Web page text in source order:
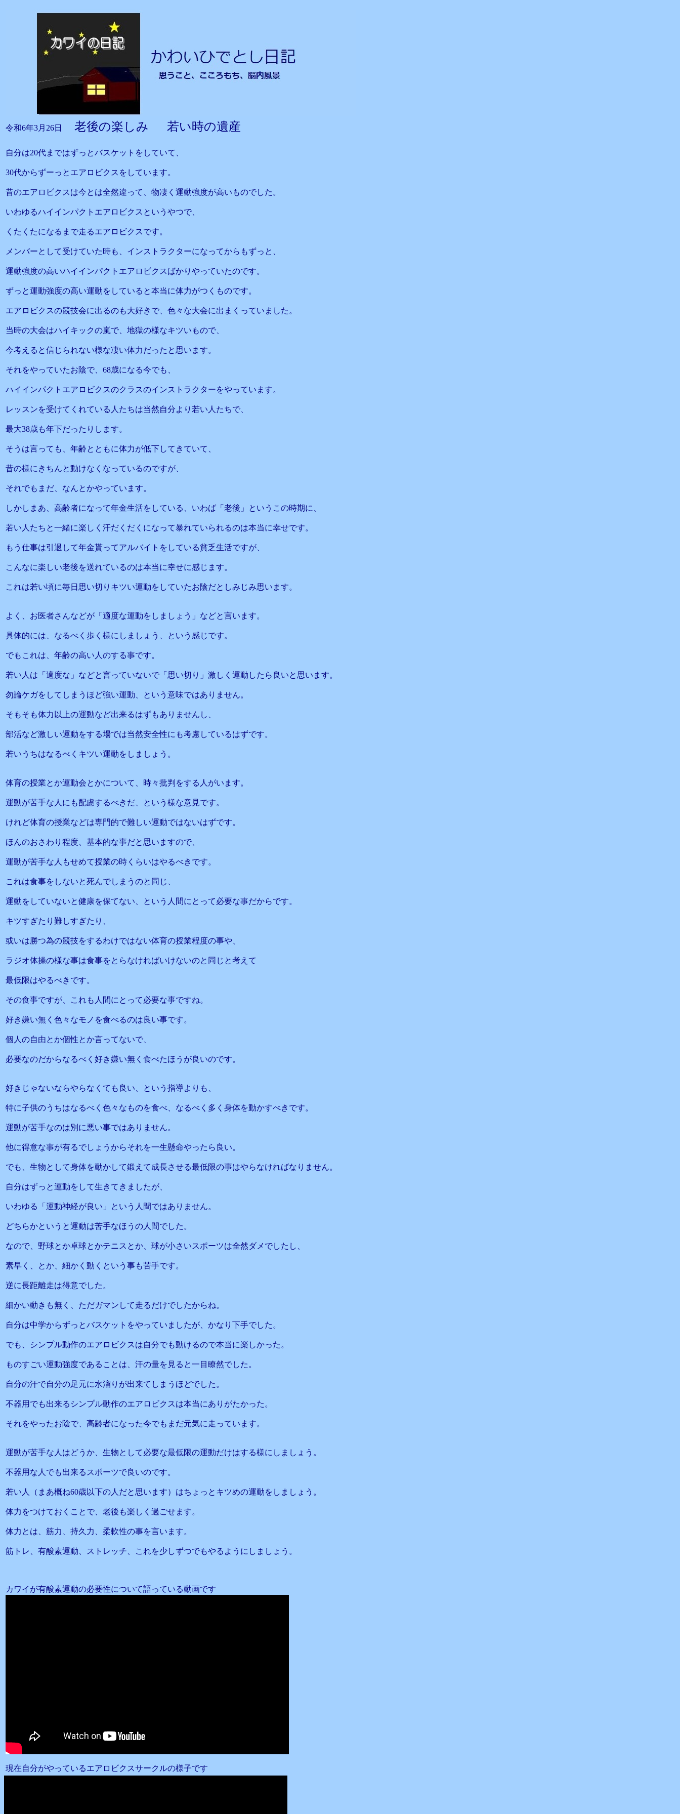
令和6年3月26日 老後の楽しみ 若い時の遺産
自分は20代まではずっとバスケットをしていて、
30代からずーっとエアロビクスをしています。
昔のエアロビクスは今とは全然違って、物凄く運動強度が高いものでした。
いわゆるハイインパクトエアロビクスというやつで、
くたくたになるまで走るエアロビクスです。
メンバーとして受けていた時も、インストラクターになってからもずっと、
運動強度の高いハイインパクトエアロビクスばかりやっていたのです。
ずっと運動強度の高い運動をしていると本当に体力がつくものです。
エアロビクスの競技会に出るのも大好きで、色々な大会に出まくっていました。
当時の大会はハイキックの嵐で、地獄の様なキツいもので、
今考えると信じられない様な凄い体力だったと思います。
それをやっていたお陰で、68歳になる今でも、
ハイインパクトエアロビクスのクラスのインストラクターをやっています。
レッスンを受けてくれている人たちは当然自分より若い人たちで、
最大38歳も年下だったりします。
そうは言っても、年齢とともに体力が低下してきていて、
昔の様にきちんと動けなくなっているのですが、
それでもまだ、なんとかやっています。
しかしまあ、高齢者になって年金生活をしている、いわば「老後」というこの時期に、
若い人たちと一緒に楽しく汗だくだくになって暴れていられるのは本当に幸せです。
もう仕事は引退して年金貰ってアルバイトをしている貧乏生活ですが、
こんなに楽しい老後を送れているのは本当に幸せに感じます。
これは若い頃に毎日思い切りキツい運動をしていたお陰だとしみじみ思います。
よく、お医者さんなどが「適度な運動をしましょう」などと言います。
具体的には、なるべく歩く様にしましょう、という感じです。
でもこれは、年齢の高い人のする事です。
若い人は「適度な」などと言っていないで「思い切り」激しく運動したら良いと思います。
勿論ケガをしてしまうほど強い運動、という意味ではありません。
そもそも体力以上の運動など出来るはずもありませんし、
部活など激しい運動をする場では当然安全性にも考慮しているはずです。
若いうちはなるべくキツい運動をしましょう。
体育の授業とか運動会とかについて、時々批判をする人がいます。
運動が苦手な人にも配慮するべきだ、という様な意見です。
けれど体育の授業などは専門的で難しい運動ではないはずです。
ほんのおさわり程度、基本的な事だと思いますので、
運動が苦手な人もせめて授業の時くらいはやるべきです。
これは食事をしないと死んでしまうのと同じ、
運動をしていないと健康を保てない、という人間にとって必要な事だからです。
キツすぎたり難しすぎたり、
或いは勝つ為の競技をするわけではない体育の授業程度の事や、
ラジオ体操の様な事は食事をとらなければいけないのと同じと考えて
最低限はやるべきです。
その食事ですが、これも人間にとって必要な事ですね。
好き嫌い無く色々なモノを食べるのは良い事です。
個人の自由とか個性とか言ってないで、
必要なのだからなるべく好き嫌い無く食べたほうが良いのです。
好きじゃないならやらなくても良い、という指導よりも、
特に子供のうちはなるべく色々なものを食べ、なるべく多く身体を動かすべきです。
運動が苦手なのは別に悪い事ではありません。
他に得意な事が有るでしょうからそれを一生懸命やったら良い。
でも、生物として身体を動かして鍛えて成長させる最低限の事はやらなければなりません。
自分はずっと運動をして生きてきましたが、
いわゆる「運動神経が良い」という人間ではありません。
どちらかというと運動は苦手なほうの人間でした。
なので、野球とか卓球とかテニスとか、球が小さいスポーツは全然ダメでしたし、
素早く、とか、細かく動くという事も苦手です。
逆に長距離走は得意でした。
細かい動きも無く、ただガマンして走るだけでしたからね。
自分は中学からずっとバスケットをやっていましたが、かなり下手でした。
でも、シンプル動作のエアロビクスは自分でも動けるので本当に楽しかった。
ものすごい運動強度であることは、汗の量を見ると一目瞭然でした。
自分の汗で自分の足元に水溜りが出来てしまうほどでした。
不器用でも出来るシンプル動作のエアロビクスは本当にありがたかった。
それをやったお陰で、高齢者になった今でもまだ元気に走っています。
運動が苦手な人はどうか、生物として必要な最低限の運動だけはする様にしましょう。
不器用な人でも出来るスポーツで良いのです。
若い人（まあ概ね60歳以下の人だと思います）はちょっとキツめの運動をしましょう。
体力をつけておくことで、老後も楽しく過ごせます。
体力とは、筋力、持久力、柔軟性の事を言います。
筋トレ、有酸素運動、ストレッチ、これを少しずつでもやるようにしましょう。
カワイが有酸素運動の必要性について語っている動画です
現在自分がやっているエアロビクスサークルの様子です